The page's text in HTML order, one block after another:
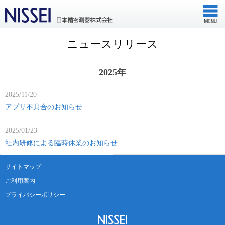
ニュースリリース
2025年
2025/11/20
アプリ不具合のお知らせ
2025/01/23
社内研修による臨時休業のお知らせ
サイトマップ
ご利用案内
プライバシーポリシー